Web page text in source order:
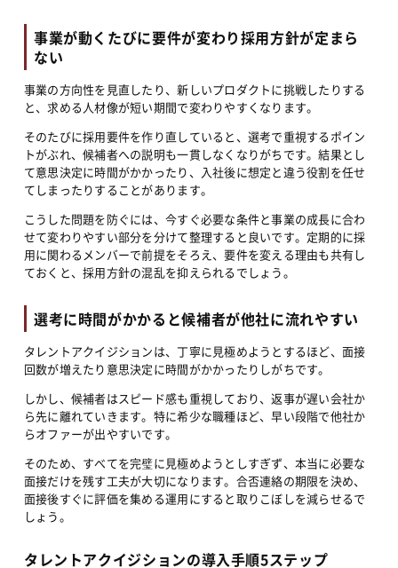
事業が動くたびに要件が変わり採用方針が定まら
ない
事業の方向性を見直したり、新しいプロダクトに挑戦したりする
と、求める人材像が短い期間で変わりやすくなります。
そのたびに採用要件を作り直していると、選考で重視するポイン
トがぶれ、候補者への説明も一貫しなくなりがちです。結果とし
て意思決定に時間がかかったり、入社後に想定と違う役割を任せ
てしまったりすることがあります。
こうした問題を防ぐには、今すぐ必要な条件と事業の成長に合わ
せて変わりやすい部分を分けて整理すると良いです。定期的に採
用に関わるメンバーで前提をそろえ、要件を変える理由も共有し
ておくと、採用方針の混乱を抑えられるでしょう。
選考に時間がかかると候補者が他社に流れやすい
タレントアクイジションは、丁寧に見極めようとするほど、面接
回数が増えたり意思決定に時間がかかったりしがちです。
しかし、候補者はスピード感も重視しており、返事が遅い会社か
ら先に離れていきます。特に希少な職種ほど、早い段階で他社か
らオファーが出やすいです。
そのため、すべてを完璧に見極めようとしすぎず、本当に必要な
面接だけを残す工夫が大切になります。合否連絡の期限を決め、
面接後すぐに評価を集める運用にすると取りこぼしを減らせるで
しょう。
タレントアクイジションの導入手順5ステップ